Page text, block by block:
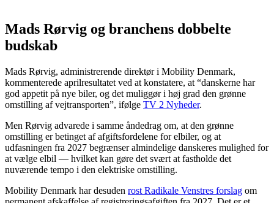
Mads Rørvig og branchens dobbelte
budskab
Mads Rørvig, administrerende direktør i Mobility Denmark,
kommenterede aprilresultatet ved at konstatere, at “danskerne har
god appetit på nye biler, og det muliggør i høj grad den grønne
omstilling af vejtransporten”, ifølge TV 2 Nyheder.
Men Rørvig advarede i samme åndedrag om, at den grønne
omstilling er betinget af afgiftsfordelene for elbiler, og at
udfasningen fra 2027 begrænser almindelige danskeres mulighed for
at vælge elbil — hvilket kan gøre det svært at fastholde det
nuværende tempo i den elektriske omstilling.
Mobility Denmark har desuden rost Radikale Venstres forslag om